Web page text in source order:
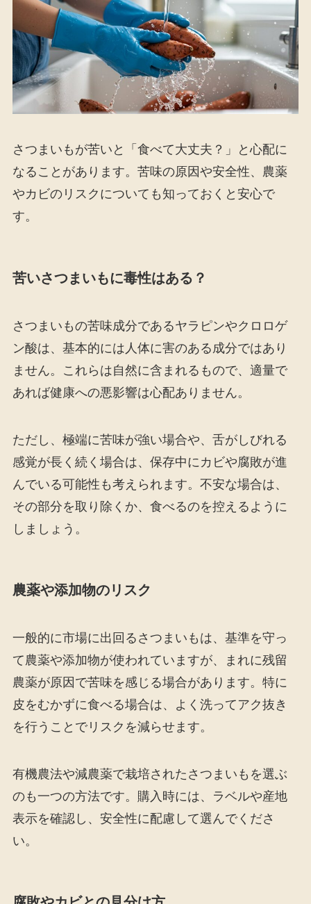
さつまいもが苦いと「食べて大丈夫？」と心配に
なることがあります。苦味の原因や安全性、農薬
やカビのリスクについても知っておくと安心で
す。
苦いさつまいもに毒性はある？
さつまいもの苦味成分であるヤラピンやクロロゲ
ン酸は、基本的には人体に害のある成分ではあり
ません。これらは自然に含まれるもので、適量で
あれば健康への悪影響は心配ありません。
ただし、極端に苦味が強い場合や、舌がしびれる
感覚が長く続く場合は、保存中にカビや腐敗が進
んでいる可能性も考えられます。不安な場合は、
その部分を取り除くか、食べるのを控えるように
しましょう。
農薬や添加物のリスク
一般的に市場に出回るさつまいもは、基準を守っ
て農薬や添加物が使われていますが、まれに残留
農薬が原因で苦味を感じる場合があります。特に
皮をむかずに食べる場合は、よく洗ってアク抜き
を行うことでリスクを減らせます。
有機農法や減農薬で栽培されたさつまいもを選ぶ
のも一つの方法です。購入時には、ラベルや産地
表示を確認し、安全性に配慮して選んでくださ
い。